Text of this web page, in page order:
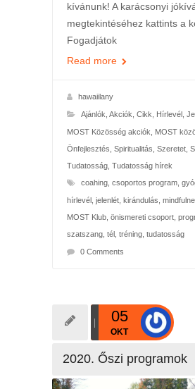
kívánunk! A karácsonyi
megtekintéséhez kattints a
Fogadjátok
Read more
hawaiilany
Ajánlók Akciók Cikk Hírlevél
MOST Közösség akciók MOST
Önfejlesztés Spiritualitás Szeretet,
Tudatosság, Tudatosság hírek
coahing, csoportos program,
hírlevél jelenlét, kirándulás
MOST Klub, önismereti csoport,
szatszang, tél tréning, tudatosság
0 Comments
05
OKT
2020. Őszi programok